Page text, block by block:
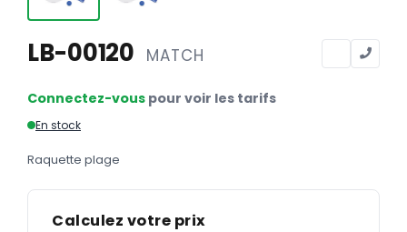
Enveloppes
Sous-mains
Chemises
LB-00120 MATCH
Connectez-vous pour voir les tarifs
En stock
Raquette plage
Calculez votre prix